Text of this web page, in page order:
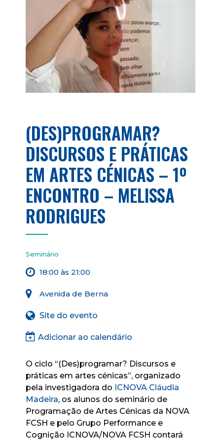
(DES)PROGRAMAR?
DISCURSOS E PRÁTICAS
EM ARTES CÉNICAS – 1º
ENCONTRO – MELISSA
RODRIGUES
Seminário
18:00 às 21:00
Avenida de Berna
Site do evento
Adicionar ao calendário
O ciclo “(Des)programar? Discursos e
práticas em artes cénicas”, organizado
pela investigadora do ICNOVA Cláudia
Madeira, os alunos do seminário de
Programação de Artes Cénicas da NOVA
FCSH e pelo Grupo Performance e
Cognição ICNOVA/NOVA FCSH contará